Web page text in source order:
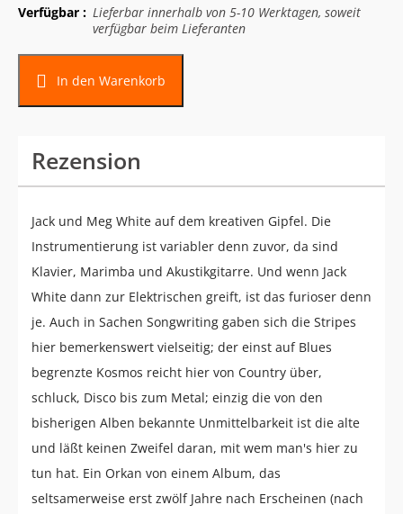
Verfügbar : Lieferbar innerhalb von 5-10 Werktagen, soweit
verfügbar beim Lieferanten
In den Warenkorb
Rezension
Jack und Meg White auf dem kreativen Gipfel. Die
Instrumentierung ist variabler denn zuvor, da sind
Klavier, Marimba und Akustikgitarre. Und wenn Jack
White dann zur Elektrischen greift, ist das furioser denn
je. Auch in Sachen Songwriting gaben sich die Stripes
hier bemerkenswert vielseitig; der einst auf Blues
begrenzte Kosmos reicht hier von Country über,
schluck, Disco bis zum Metal; einzig die von den
bisherigen Alben bekannte Unmittelbarkeit ist die alte
und läßt keinen Zweifel daran, mit wem man's hier zu
tun hat. Ein Orkan von einem Album, das
seltsamerweise erst zwölf Jahre nach Erscheinen (nach